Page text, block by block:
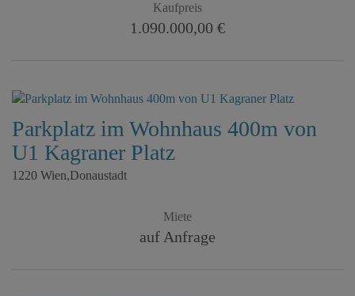
Kaufpreis
1.090.000,00 €
Parkplatz im Wohnhaus 400m von
U1 Kagraner Platz
1220 Wien,Donaustadt
Miete
auf Anfrage